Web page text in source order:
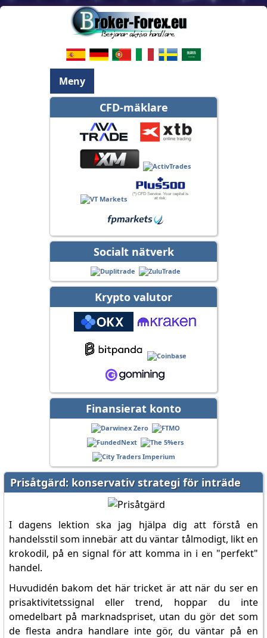
Meny
CFD-mäklare
Socialt nätverk
Krypto valutor
Finansierat konto
Prisåtgärd: konservativ strategi för inträde
I dagens lektion ska jag hjälpa dig att förstå en
handelsstil som innebär att du väntar tålmodigt, likt en
krokodil, på en signal för att komma in i en "perfekt"
handel.
Huvudidén bakom det här tricket är att när du ser en
prisaktivitetssignal eller trend, hoppar du inte
omedelbart på marknadspriset, utan du gör det som
de flesta andra handlare inte gör, du väntar på en